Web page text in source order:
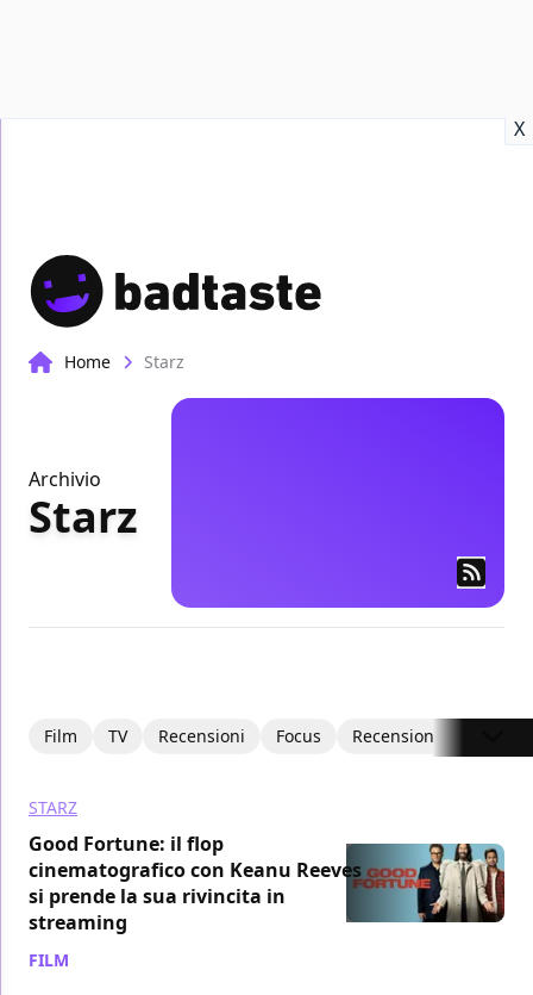
X
Home Starz
Archivio
Starz
Film TV Recensioni Focus Recensioni Video
STARZ
Good Fortune: il flop
cinematografico con Keanu Reeves
si prende la sua rivincita in
streaming
FILM